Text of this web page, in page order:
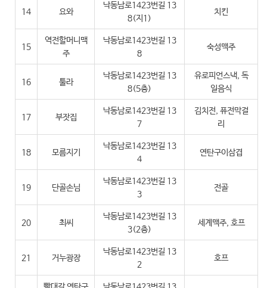
14 요와
낙동남로1423번길 13
8(지1)
치킨
15
역전할머니맥
주
낙동남로1423번길 13
8
숙성맥주
16 툴라
낙동남로1423번길 13
8(5층)
유로피언스낵, 독
일음식
17 부잣집
낙동남로1423번길 13
7
김치전, 퓨전막걸
리
18 모름지기
낙동남로1423번길 13
4
연탄구이삼겹
19 단골손님
낙동남로1423번길 13
3
전골
20 최씨
낙동남로1423번길 13
3(2층)
세계맥주, 호프
21 거누광장
낙동남로1423번길 13
2
호프